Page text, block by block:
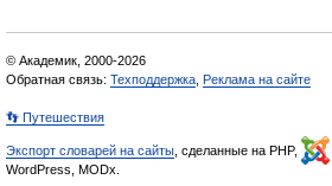
© Академик, 2000-2026
Обратная связь: Техподдержка Реклама на сайте
👣 Путешествия
Экспорт словарей на сайты , сделанные на PHP,
WordPress, MODx.